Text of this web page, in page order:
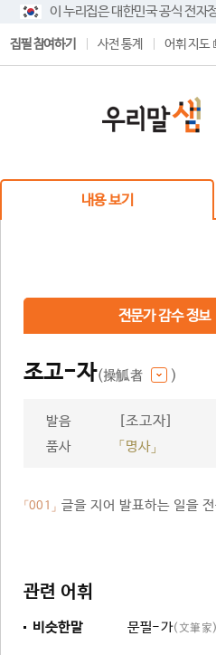
이 누리집은 대한민국 공식 전자
집필 참여하기 사전 통계 어휘 지도
내용 보기
전문가 감수 정보
조고-자(操觚者 )
발음 [조고자]
품사 「명사」
「001」 글을 지어 발표하는 일을
관련 어휘
비슷한말 문필-가(文筆家)